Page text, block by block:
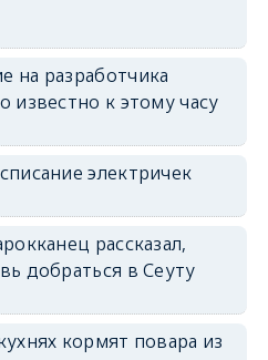
на разработчика
к этому часу
электричек
рассказал,
добраться в Сеуту
кормят повара из